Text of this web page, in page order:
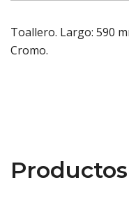
Toallero. Largo: 590
Cromo.